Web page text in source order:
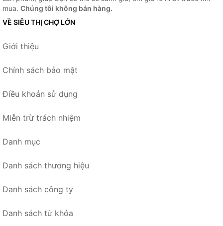
mua. Chúng tôi không bán hàng.
VỀ SIÊU THỊ CHỢ LỚN
Giới thiệu
Chính sách bảo mật
Điều khoản sử dụng
Miễn trừ trách nhiệm
Danh mục
Danh sách thương hiệu
Danh sách công ty
Danh sách từ khóa